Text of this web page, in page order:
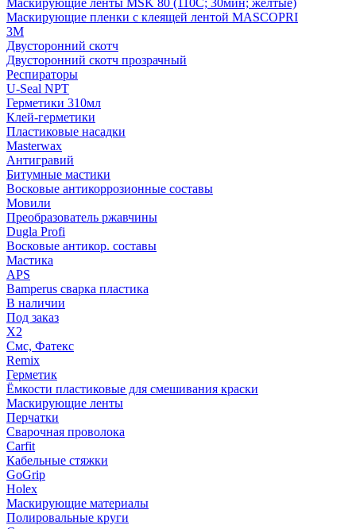
Маскирующие ленты MSK 80 (110С; 30мин; желтые)
Маскирующие пленки с клеящей лентой MASCOPRI
3M
Двусторонний скотч
Двусторонний скотч прозрачный
Респираторы
U-Seal NPT
Герметики 310мл
Клей-герметики
Пластиковые насадки
Masterwax
Антигравий
Битумные мастики
Восковые антикоррозионные составы
Мовили
Преобразователь ржавчины
Dugla Profi
Восковые антикор. составы
Мастика
APS
Bamperus сварка пластика
В наличии
Под заказ
X2
Смс, Фатекс
Remix
Герметик
Ёмкости пластиковые для смешивания краски
Маскирующие ленты
Перчатки
Сварочная проволока
Carfit
Кабельные стяжки
GoGrip
Holex
Маскирующие материалы
Полировальные круги